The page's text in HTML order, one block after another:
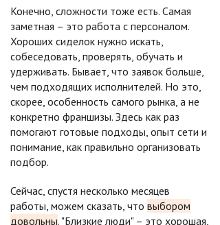
Конечно, сложности тоже есть. Самая
заметная – это работа с персоналом.
Хороших сиделок нужно искать,
собеседовать, проверять, обучать и
удерживать. Бывает, что заявок больше,
чем подходящих исполнителей. Но это,
скорее, особенность самого рынка, а не
конкретно франшизы. Здесь как раз
помогают готовые подходы, опыт сети и
понимание, как правильно организовать
подбор.
Сейчас, спустя несколько месяцев
работы, можем сказать, что выбором
довольны. "Близкие люди" – это хорошая,